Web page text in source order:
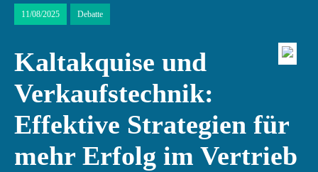
11/08/2025 Debatte
Kaltakquise und
Verkaufstechnik:
Effektive Strategien für
mehr Erfolg im Vertrieb